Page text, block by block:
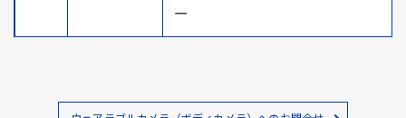
ー